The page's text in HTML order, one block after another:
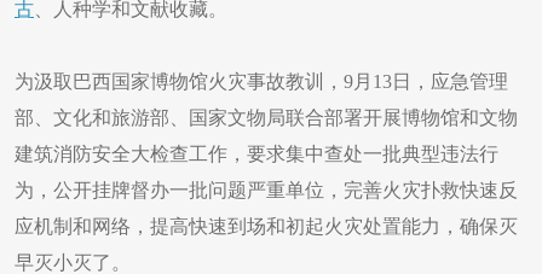
古 、人种学和文献收藏。
为汲取巴西国家博物馆火灾事故教训，9月13日，应急管理
部、文化和旅游部、国家文物局联合部署开展博物馆和文物
建筑消防安全大检查工作，要求集中查处一批典型违法行
为，公开挂牌督办一批问题严重单位，完善火灾扑救快速反
应机制和网络，提高快速到场和初起火灾处置能力，确保灭
早灭小灭了。